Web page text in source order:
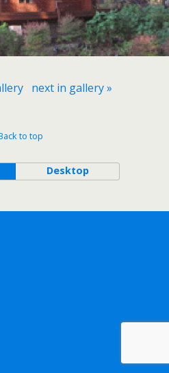
next in gallery »
to top
Desktop